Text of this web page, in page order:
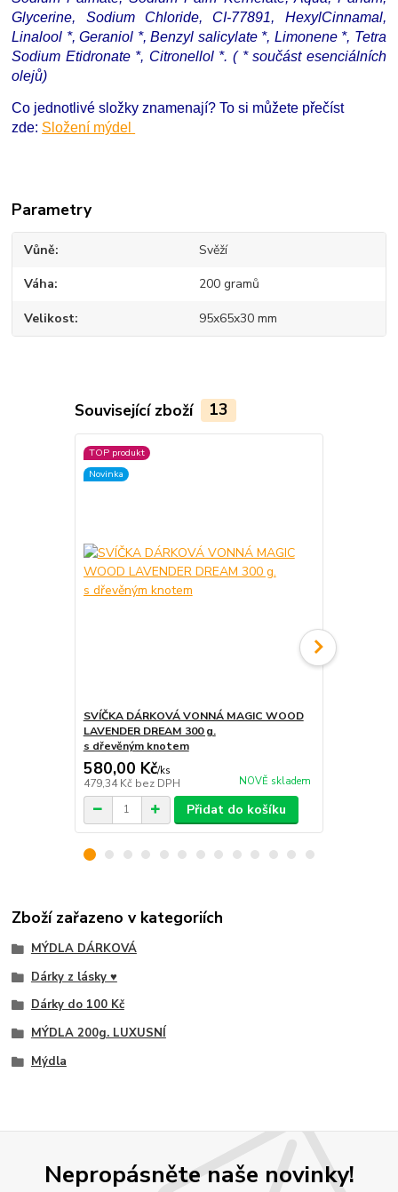
Glycerine, Sodium Chloride, CI-77891, HexylCinnamal,
Linalool *, Geraniol *, Benzyl salicylate *, Limonene *, Tetra
Sodium Etidronate *, Citronellol *. ( * součást esenciálních
olejů)
Co jednotlivé složky znamenají? To si můžete přečíst
zde: Složení mýdel
Parametry
Vůně Svěží
Váha 200 gramů
Velikost 95x65x30 mm
Související zboží 13
TOP produkt
Novinka
SVÍČKA DÁRKOVÁ VONNÁ MAGIC WOOD
LAVENDER DREAM 300 g.
s dřevěným knotem
580,00 Kč/ks
479,34 Kč bez DPH NOVĚ skladem
Přidat do košíku
Zboží zařazeno v kategoriích
MÝDLA DÁRKOVÁ
Dárky z lásky ♥
Dárky do 100 Kč
MÝDLA 200g. LUXUSNÍ
Mýdla
Nepropásněte naše novinky!